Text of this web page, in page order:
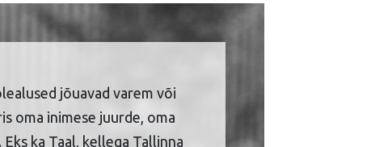
jõuavad varem või
oma inimese juurde, oma
ka Taal, kellega Tallinna